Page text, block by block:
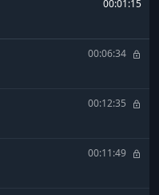
00:01:15
00:06:34
00:12:35
00:11:49